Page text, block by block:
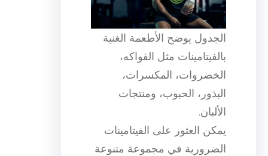
الجدول يوضح الأطعمة الغنية
بالفيتامينات مثل الفواكه،
الخضروات، المكسرات،
البذور، الحبوب، ومنتجات
الألبان.
يمكن العثور على الفيتامينات
الضرورية في مجموعة متنوعة